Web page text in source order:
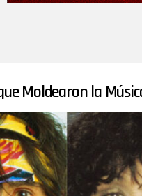
Moldearon la